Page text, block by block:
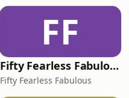
FF
Fifty Fearless Fabulous - der Podcast für Frauen mitten im Leben
Fifty Fearless Fabulous